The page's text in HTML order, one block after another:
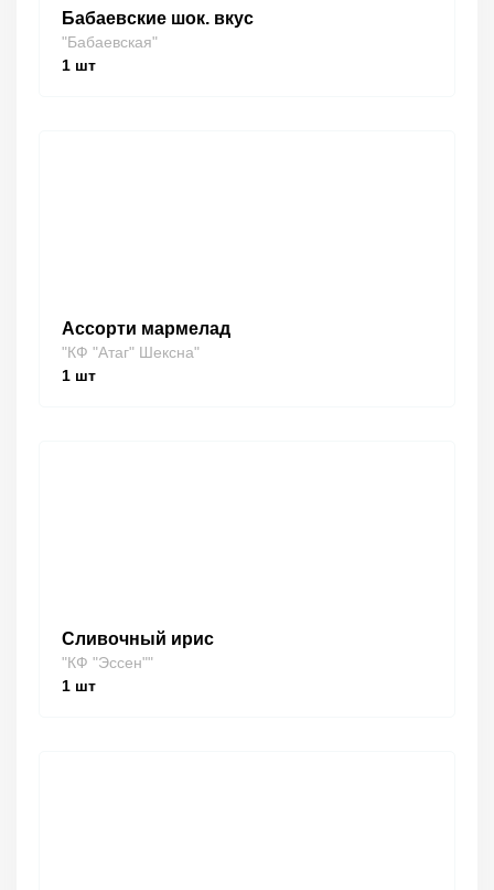
Бабаевские шок. вкус
"Бабаевская"
1 шт
Ассорти мармелад
"КФ "Атаг" Шексна"
1 шт
Сливочный ирис
"КФ "Эссен""
1 шт